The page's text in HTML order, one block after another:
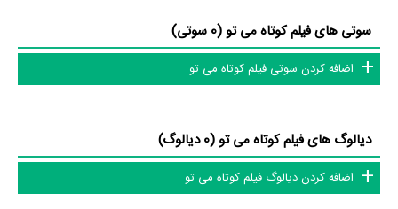
سوتی های فیلم کوتاه می تو (0 سوتی)
اضافه کردن سوتی فیلم کوتاه می تو
دیالوگ های فیلم کوتاه می تو (0 دیالوگ)
اضافه کردن دیالوگ فیلم کوتاه می تو